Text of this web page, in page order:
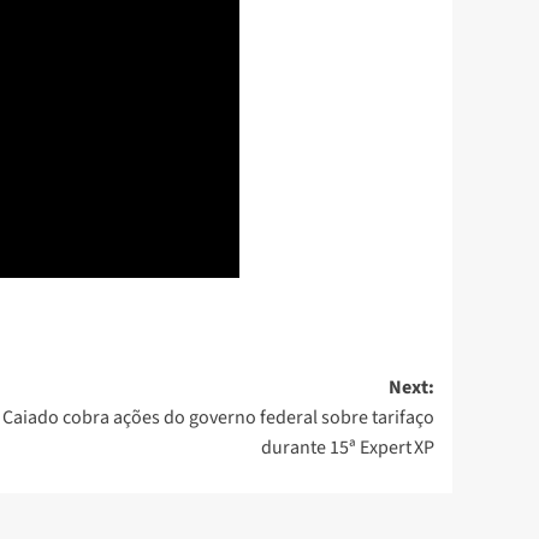
Next:
Caiado cobra ações do governo federal sobre tarifaço
durante 15ª Expert XP